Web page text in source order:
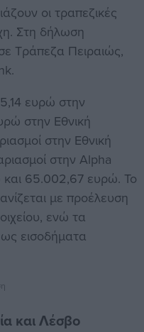
οι τραπεζικές
Στη δήλωση
Τράπεζα Πειραιώς,
ευρώ στην
στην Εθνική
στην Εθνική
στην Alpha
65.002,67 ευρώ. Το
με προέλευση
ενώ τα
εισοδήματα
και Λέσβο